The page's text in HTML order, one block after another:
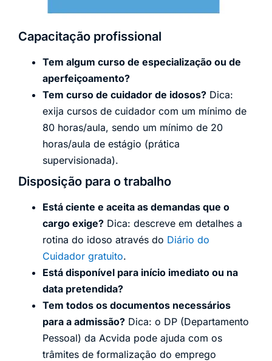
Capacitação profissional
Tem algum curso de especialização ou de
aperfeiçoamento?
Tem curso de cuidador de idosos? Dica:
exija cursos de cuidador com um mínimo de
80 horas/aula, sendo um mínimo de 20
horas/aula de estágio (prática
supervisionada).
Disposição para o trabalho
Está ciente e aceita as demandas que o
cargo exige? Dica: descreve em detalhes a
rotina do idoso através do Diário do
Cuidador gratuito.
Está disponível para início imediato ou na
data pretendida?
Tem todos os documentos necessários
para a admissão? Dica: o DP (Departamento
Pessoal) da Acvida pode ajuda com os
trâmites de formalização do emprego